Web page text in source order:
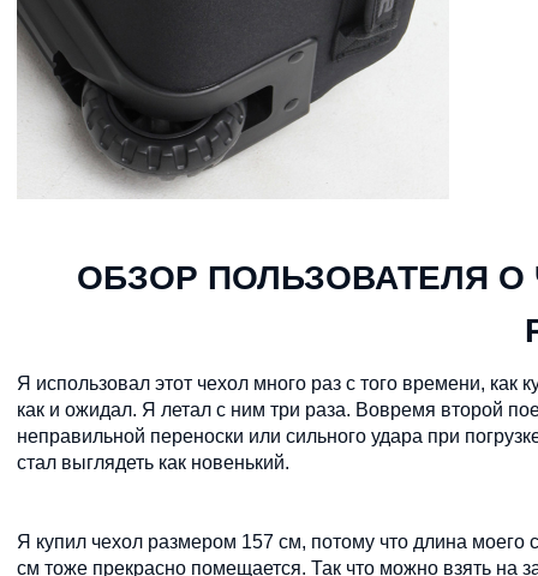
ОБЗОР ПОЛЬЗОВАТЕЛЯ О
Я использовал этот чехол много раз с того времени, как
как и ожидал. Я летал с ним три раза. Вовремя второй
неправильной переноски или сильного удара при
стал выглядеть как новенький.
Я купил чехол размером 157 см, потому что длина моего
см тоже прекрасно помещается. Так что можно взять на